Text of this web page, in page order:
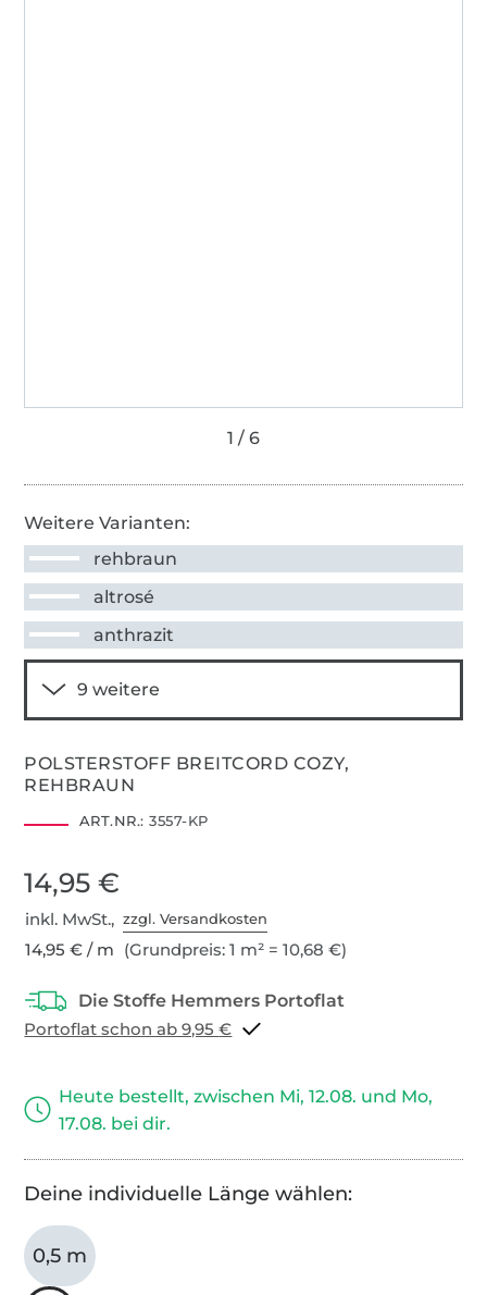
Weitere Varianten:
rehbraun
altrosé
anthrazit
POLSTERSTOFF BREITCORD COZY,
REHBRAUN
ART.NR.: 3557-KP
14,95 €
inkl. MwSt.,zzgl. Versandkosten
14,95 € / m (Grundpreis: 1 m² = 10,68 €)
Portoflat schon ab 9,95 €
Heute bestellt, zwischen Mi, 12.08. und Mo,
17.08. bei dir.
Deine individuelle Länge wählen:
0,5 m